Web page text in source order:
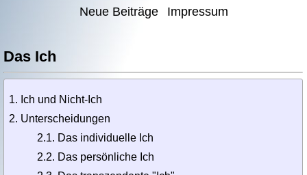
Neue Beiträge
Impressum
Das Ich
Ich und Nicht-Ich
Unterscheidungen
2.1. Das individuelle Ich
2.2. Das persönliche Ich